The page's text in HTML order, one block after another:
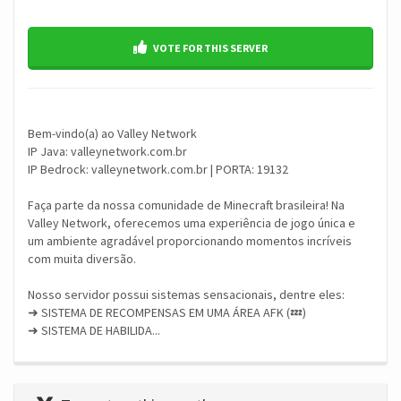
VOTE FOR THIS SERVER
Bem-vindo(a) ao Valley Network
IP Java: valleynetwork.com.br
IP Bedrock: valleynetwork.com.br | PORTA: 19132
Faça parte da nossa comunidade de Minecraft brasileira! Na
Valley Network, oferecemos uma experiência de jogo única e
um ambiente agradável proporcionando momentos incríveis
com muita diversão.
Nosso servidor possui sistemas sensacionais, dentre eles:
➜ SISTEMA DE RECOMPENSAS EM UMA ÁREA AFK (💤)
➜ SISTEMA DE HABILIDA...